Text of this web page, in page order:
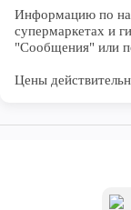
Информацию по
супермаркетах и
"Сообщения" или
Цены